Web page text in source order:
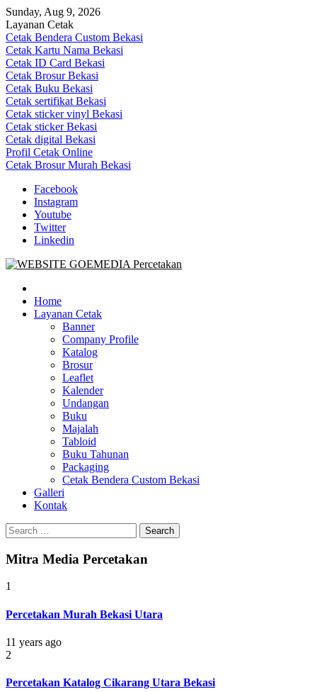
Skip
to
content
Sunday, Aug 9, 2026
Layanan Cetak
Cetak Bendera Custom Bekasi
Cetak Kartu Nama Bekasi
Cetak ID Card Bekasi
Cetak Brosur Bekasi
Cetak Buku Bekasi
Cetak sertifikat Bekasi
Cetak sticker vinyl Bekasi
Cetak sticker Bekasi
Cetak digital Bekasi
Profil Cetak Online
Cetak Brosur Murah Bekasi
Facebook
Instagram
Youtube
Twitter
Linkedin
Goe Media Percetakan | 0822-4439-5599 (Call/WA)
0822-4439-5599 (Call/WA) Percetakan jasa cetak banner buku yasin
invoice kartu nama label map nota spanduk stiker undangan
pernikahan murah online 24 jam
Home
Layanan Cetak
Banner
Company Profile
Katalog
Brosur
Leaflet
Kalender
Undangan
Buku
Majalah
Tabloid
Buku Tahunan
Packaging
Cetak Bendera Custom Bekasi
Galleri
Kontak
Search
for:
Mitra Media Percetakan
1
Percetakan Murah Bekasi Utara
11 years ago
2
Percetakan Katalog Cikarang Utara Bekasi